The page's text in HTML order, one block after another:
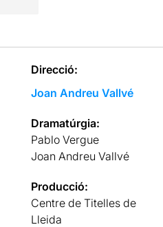
Direcció:
Joan Andreu Vallvé
Dramatúrgia:
Pablo Vergue
Joan Andreu Vallvé
Producció:
Centre de Titelles de
Lleida